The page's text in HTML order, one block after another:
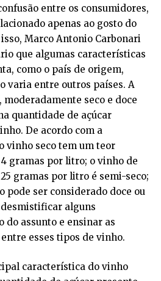
entre os consumidores,
apenas ao gosto do
Marco Antonio Carbonari
que algumas características
como o país de origem,
varia entre outros países. A
moderadamente seco e doce
quantidade de açúcar
De acordo com a
vinho seco tem um teor
gramas por litro; o vinho de
gramas por litro é semi-seco;
pode ser considerado doce ou
alguns
do assunto e ensinar as
esses tipos de vinho.
característica do vinho